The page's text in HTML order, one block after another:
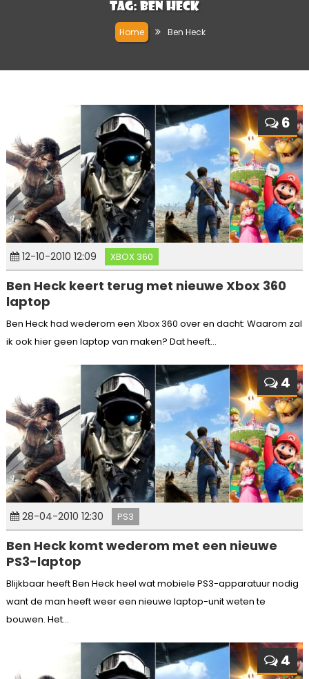
Tag: Ben Heck
Home Ben Heck
6
12-10-2010 12:09 XBOX 360
Ben Heck keert terug met nieuwe Xbox 360
laptop
Ben Heck had wederom een Xbox 360 over en dacht: Waarom zal
ik ook hier geen laptop van maken? Dat heeft...
4
28-04-2010 12:30 PS3
Ben Heck komt wederom met een nieuwe
PS3-laptop
Blijkbaar heeft Ben Heck heel wat mobiele PS3-apparatuur nodig
want de man heeft weer een nieuwe laptop-unit weten te
bouwen. Het...
4